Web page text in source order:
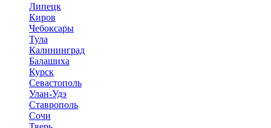
Липецк
Киров
Чебоксары
Тула
Калининград
Балашиха
Курск
Севастополь
Улан-Удэ
Ставрополь
Сочи